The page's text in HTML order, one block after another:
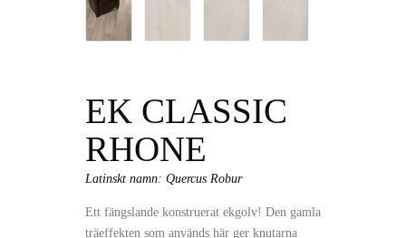
EK CLASSIC
RHONE
Latinskt namn: Quercus Robur
Ett fängslande konstruerat ekgolv! Den gamla
träeffekten som används här ger knutarna